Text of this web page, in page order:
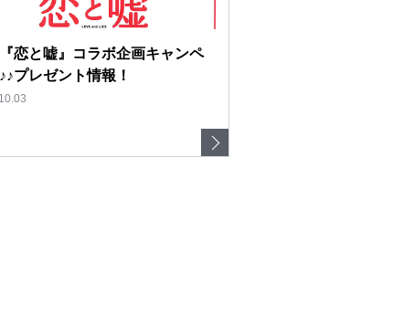
恋と嘘』コラボ企画キャンペ
プレゼント情報！